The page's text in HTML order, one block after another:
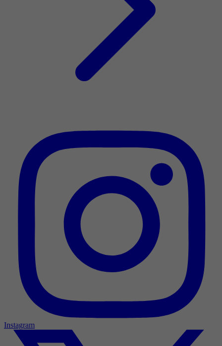
Instagram